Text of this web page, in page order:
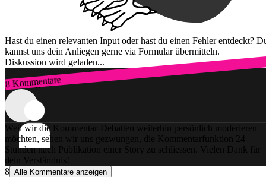
Hast du einen relevanten Input oder hast du einen Fehler entdeckt?
kannst uns dein Anliegen gerne via Formular übermitteln.
Diskussion wird geladen...
8 Kommentare
Zum Login
Weil wir die Kommentar-Debatten weiterhin persönlich moderieren
möchten, sehen wir uns gezwungen, die Kommentarfunktion 24
Stunden nach Publikation einer Story zu schliessen. Vielen Dank für
dein Verständnis!
8 Alle Kommentare anzeigen